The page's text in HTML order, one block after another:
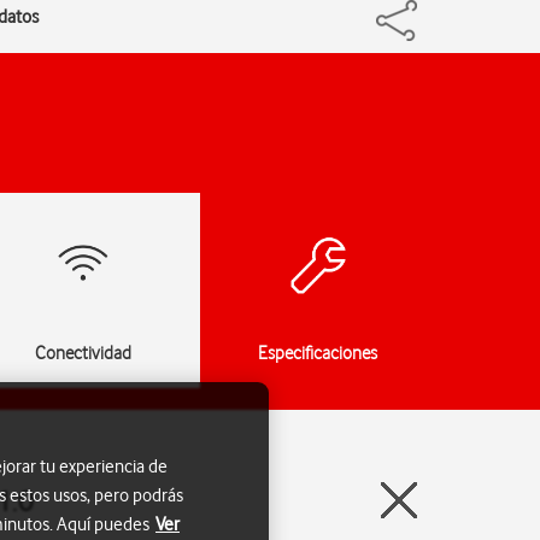
Conectividad Especificaciones
tu experiencia de
estos usos, pero podrás
Aquí puedes Ver